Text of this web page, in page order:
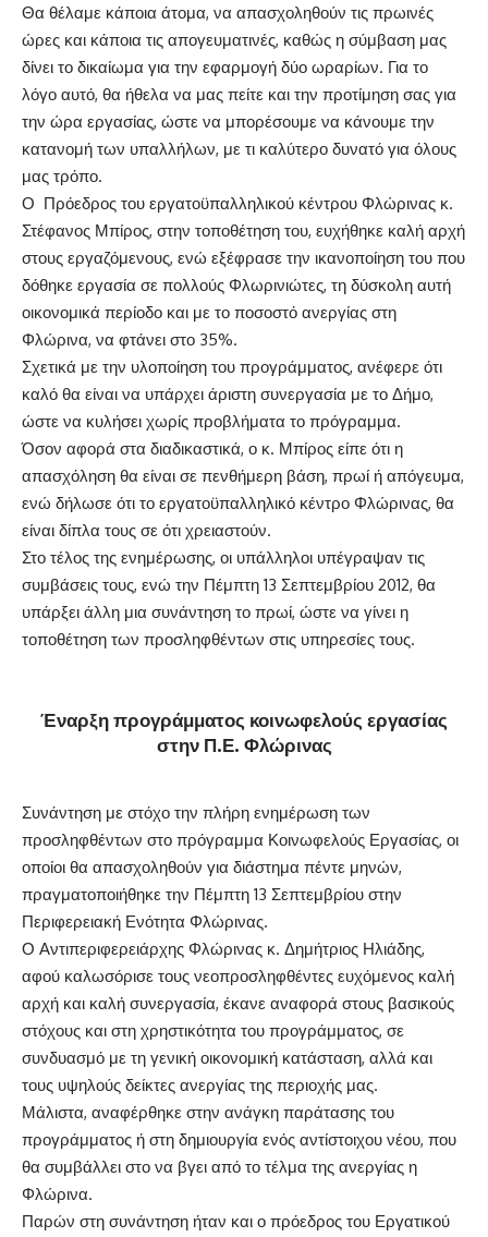
Θα θέλαμε κάποια άτομα, να απασχοληθούν τις πρωινές
ώρες και κάποια τις απογευματινές, καθώς η σύμβαση μας
δίνει το δικαίωμα για την εφαρμογή δύο ωραρίων. Για το
λόγο αυτό, θα ήθελα να μας πείτε και την προτίμηση σας για
την ώρα εργασίας, ώστε να μπορέσουμε να κάνουμε την
κατανομή των υπαλλήλων, με τι καλύτερο δυνατό για όλους
μας τρόπο.
Ο Πρόεδρος του εργατοϋπαλληλικού κέντρου Φλώρινας κ.
Στέφανος Μπίρος, στην τοποθέτηση του, ευχήθηκε καλή αρχή
στους εργαζόμενους, ενώ εξέφρασε την ικανοποίηση του που
δόθηκε εργασία σε πολλούς Φλωρινιώτες, τη δύσκολη αυτή
οικονομικά περίοδο και με το ποσοστό ανεργίας στη
Φλώρινα, να φτάνει στο 35%.
Σχετικά με την υλοποίηση του προγράμματος, ανέφερε ότι
καλό θα είναι να υπάρχει άριστη συνεργασία με το Δήμο,
ώστε να κυλήσει χωρίς προβλήματα το πρόγραμμα.
Όσον αφορά στα διαδικαστικά, ο κ. Μπίρος είπε ότι η
απασχόληση θα είναι σε πενθήμερη βάση, πρωί ή απόγευμα,
ενώ δήλωσε ότι το εργατοϋπαλληλικό κέντρο Φλώρινας, θα
είναι δίπλα τους σε ότι χρειαστούν.
Στο τέλος της ενημέρωσης, οι υπάλληλοι υπέγραψαν τις
συμβάσεις τους, ενώ την Πέμπτη 13 Σεπτεμβρίου 2012, θα
υπάρξει άλλη μια συνάντηση το πρωί, ώστε να γίνει η
τοποθέτηση των προσληφθέντων στις υπηρεσίες τους.
Έναρξη προγράμματος κοινωφελούς εργασίας
στην Π.Ε. Φλώρινας
Συνάντηση με στόχο την πλήρη ενημέρωση των
προσληφθέντων στο πρόγραμμα Κοινωφελούς Εργασίας, οι
οποίοι θα απασχοληθούν για διάστημα πέντε μηνών,
πραγματοποιήθηκε την Πέμπτη 13 Σεπτεμβρίου στην
Περιφερειακή Ενότητα Φλώρινας.
Ο Αντιπεριφερειάρχης Φλώρινας κ. Δημήτριος Ηλιάδης,
αφού καλωσόρισε τους νεοπροσληφθέντες ευχόμενος καλή
αρχή και καλή συνεργασία, έκανε αναφορά στους βασικούς
στόχους και στη χρηστικότητα του προγράμματος, σε
συνδυασμό με τη γενική οικονομική κατάσταση, αλλά και
τους υψηλούς δείκτες ανεργίας της περιοχής μας.
Μάλιστα, αναφέρθηκε στην ανάγκη παράτασης του
προγράμματος ή στη δημιουργία ενός αντίστοιχου νέου, που
θα συμβάλλει στο να βγει από το τέλμα της ανεργίας η
Φλώρινα.
Παρών στη συνάντηση ήταν και ο πρόεδρος του Εργατικού